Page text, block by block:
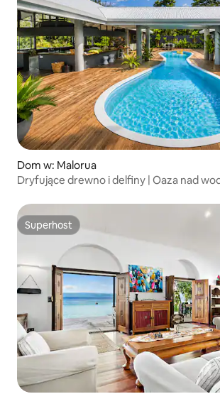
Dom w: Malorua
Dryfujące drewno i delfiny | Oaza nad
Superhost
Superhost